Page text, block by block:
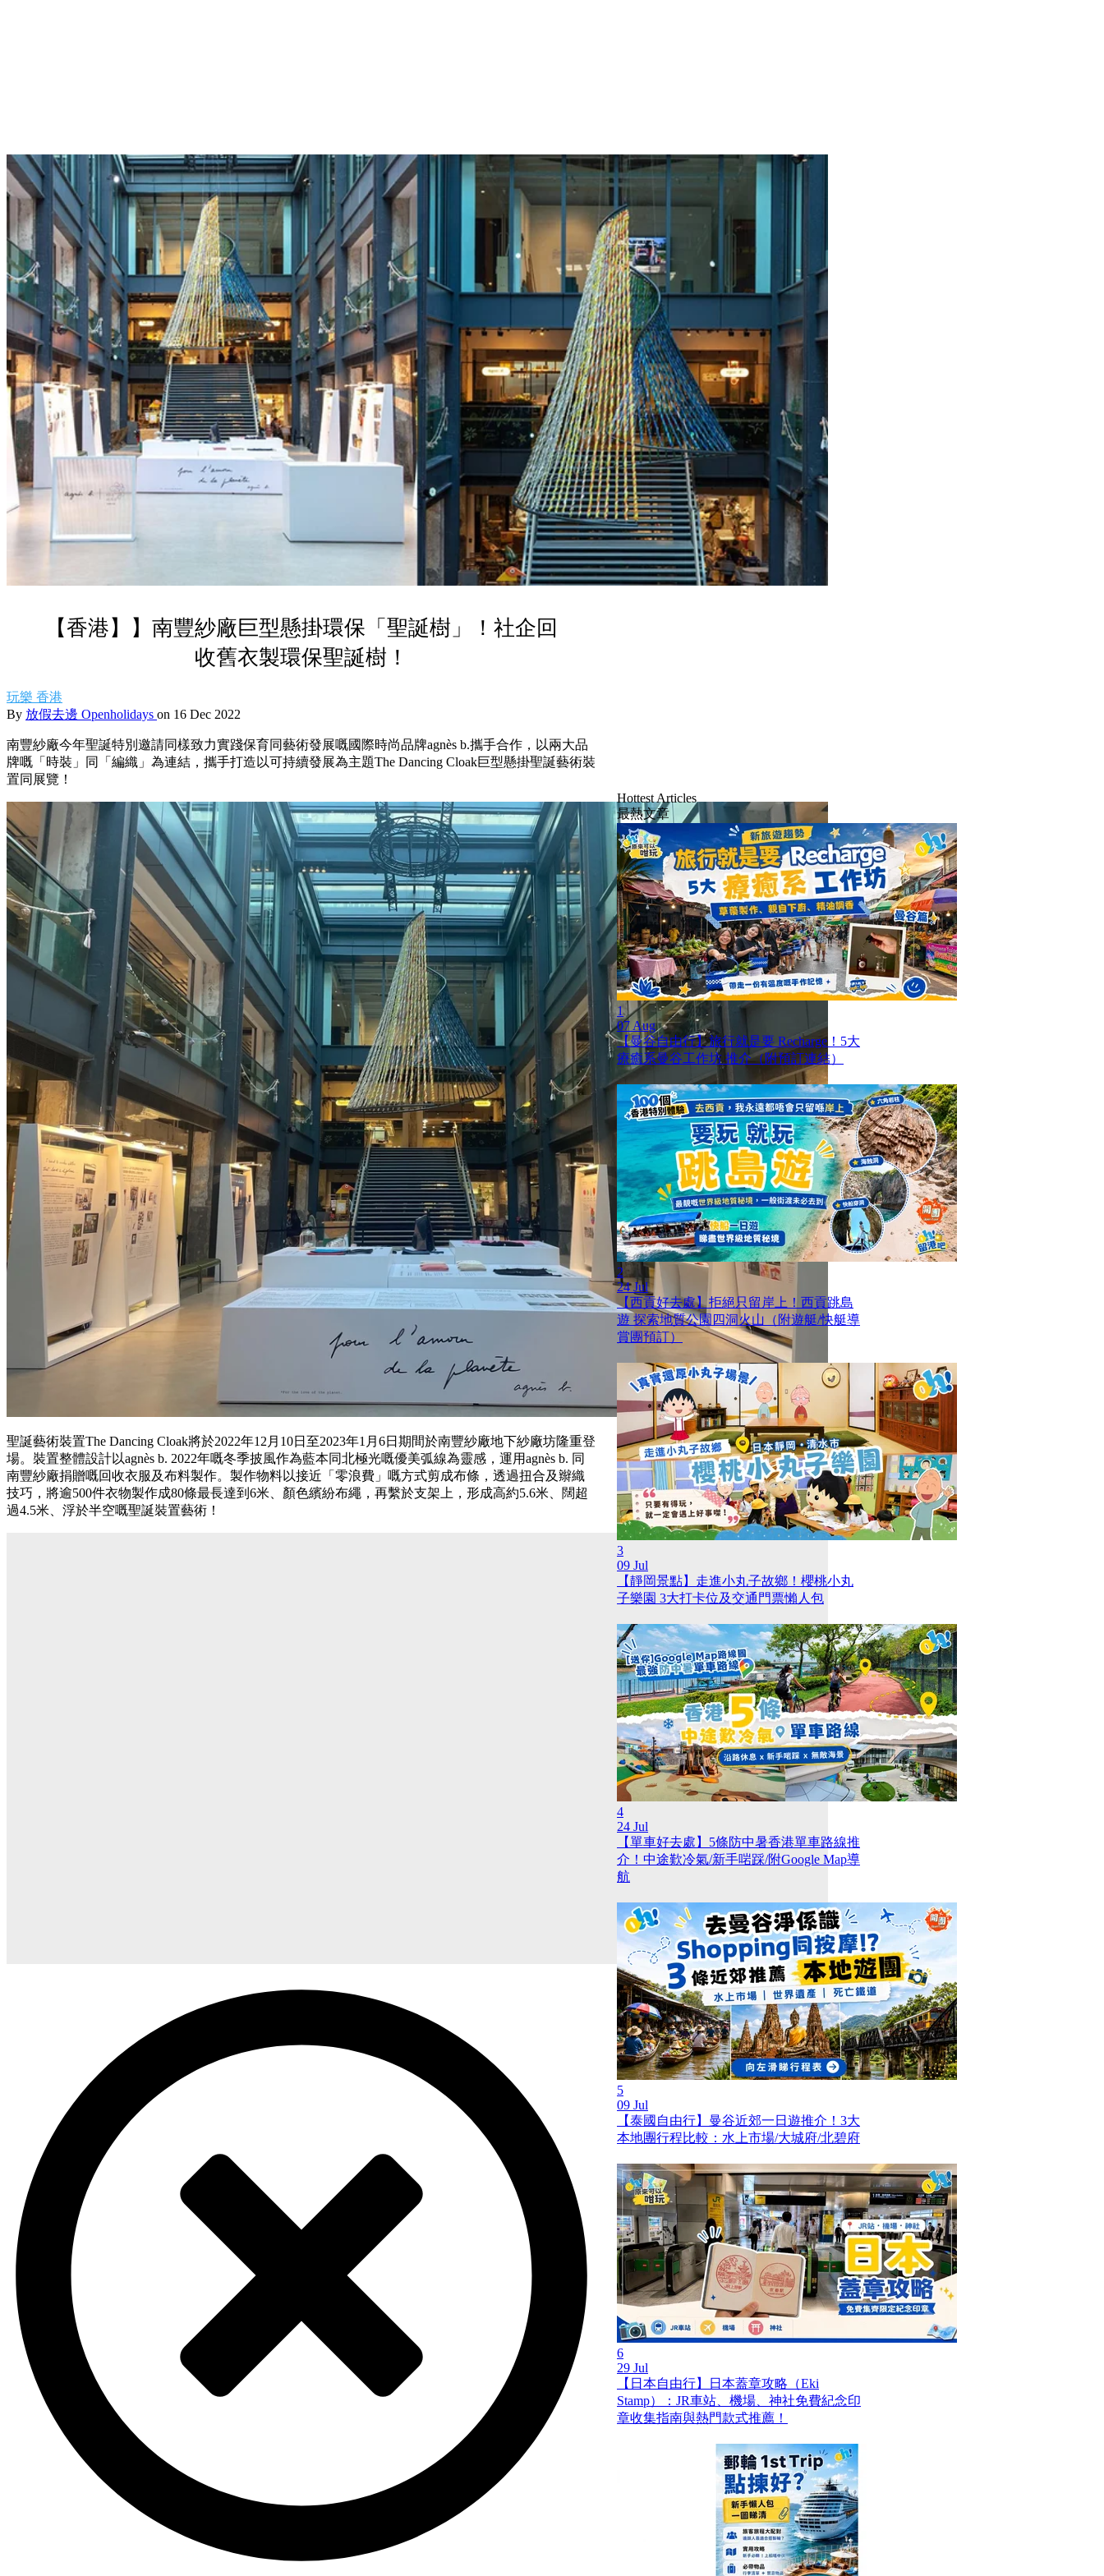
【香港】】南豐紗廠巨型懸掛環保「聖誕樹」！社企回
收舊衣製環保聖誕樹！
玩樂 香港
By 放假去邊 Openholidays on 16 Dec 2022
南豐紗廠今年聖誕特別邀請同樣致力實踐保育同藝術發展嘅國際時尚品牌agnès b.攜手合作，以兩大品
牌嘅「時裝」同「編織」為連結，攜手打造以可持續發展為主題The Dancing Cloak巨型懸掛聖誕藝術裝
置同展覽！
聖誕藝術裝置The Dancing Cloak將於2022年12 月 10日至2023年1 月 6日期間於南豐紗廠地下紗廠坊隆重登
場。裝置整體設計以agnès b. 2022年嘅冬季披風作為藍本同北極光嘅優美弧線為靈感，運用agnès b. 同
南豐紗廠捐贈嘅回收衣服及布料製作。製作物料以接近「零浪費」嘅方式剪成布條，透過扭合及辮織
技巧，將逾500件衣物製作成80條最長達到 6米、顏色繽紛布繩，再繫於支架上，形成高約5.6米、闊超
過4.5米、浮於半空嘅聖誕裝置藝術！
Hottest Articles
最熱文章
1
07 Aug
【曼谷自由行】旅行就是要 Recharge！5大
療癒系曼谷工作坊 推介（附預訂連結）
2
24 Jul
【西貢好去處】拒絕只留岸上！西貢跳島
遊 探索地質公園四洞火山（附遊艇/快艇導
賞團預訂）
3
09 Jul
【靜岡景點】走進小丸子故鄉！櫻桃小丸
子樂園 3大打卡位及交通門票懶人包
4
24 Jul
【單車好去處】5條防中暑香港單車路線推
介！中途歎冷氣/新手啱踩/附Google Map導
航
5
09 Jul
【泰國自由行】曼谷近郊一日遊推介！3大
本地團行程比較：水上市場/大城府/北碧府
6
29 Jul
【日本自由行】日本蓋章攻略（Eki
Stamp）：JR車站、機場、神社免費紀念印
章收集指南與熱門款式推薦！